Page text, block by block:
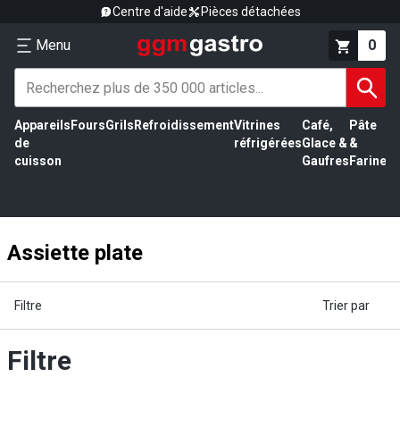
Centre d'aide Pièces détachées
Menu 0
Appareils
de
cuisson
FoursGrils RefroidissementVitrines
réfrigérées
Café,
Glace &
Gaufres
Pâte
&
Farine
Assiette plate
Filtre Trier par
Filtre